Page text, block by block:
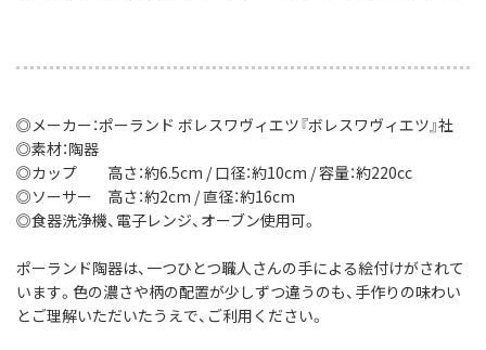
◎メーカー：ポーランド ボレスワヴィエツ『ボレスワヴィエツ』社
◎素材：陶器
◎カップ 高さ：約6.5cm / 口径：約10cm / 容量：約220cc
◎ソーサー 高さ：約2cm / 直径：約16cm
◎食器洗浄機、電子レンジ、オーブン使用可。
ポーランド陶器は、一つひとつ職人さんの手による絵付けがされて
います。色の濃さや柄の配置が少しずつ違うのも、手作りの味わい
とご理解いただいたうえで、ご利用ください。